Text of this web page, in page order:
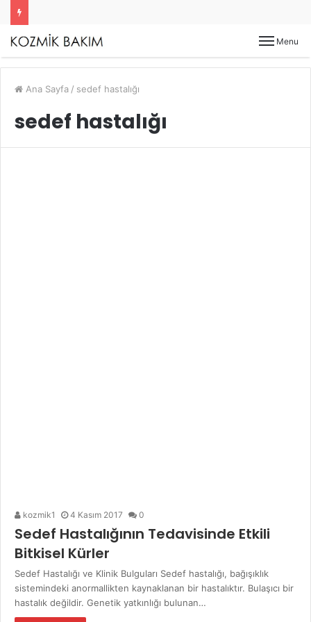
Menu
Ana Sayfa / sedef hastalığı
sedef hastalığı
kozmik1 4 Kasım 2017 0
Sedef Hastalığının Tedavisinde Etkili
Bitkisel Kürler
Sedef Hastalığı ve Klinik Bulguları Sedef hastalığı, bağışıklık
sistemindeki anormallikten kaynaklanan bir hastalıktır. Bulaşıcı bir
hastalık değildir. Genetik yatkınlığı bulunan…